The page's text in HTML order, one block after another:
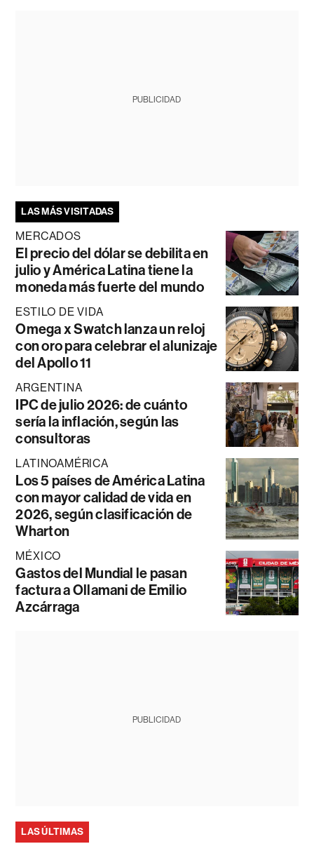
PUBLICIDAD
LAS MÁS VISITADAS
MERCADOS
El precio del dólar se debilita en
julio y América Latina tiene la
moneda más fuerte del mundo
ESTILO DE VIDA
Omega x Swatch lanza un reloj
con oro para celebrar el alunizaje
del Apollo 11
ARGENTINA
IPC de julio 2026: de cuánto
sería la inflación, según las
consultoras
LATINOAMÉRICA
Los 5 países de América Latina
con mayor calidad de vida en
2026, según clasificación de
Wharton
MÉXICO
Gastos del Mundial le pasan
factura a Ollamani de Emilio
Azcárraga
PUBLICIDAD
LAS ÚLTIMAS